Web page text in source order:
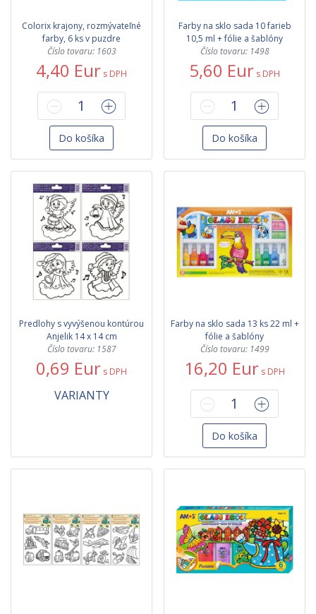
Colorix krajony, rozmývateľné
farby, 6 ks v puzdre
Číslo tovaru: 1603
4,40 Eur s DPH
Do košíka
Farby na sklo sada 10 farieb
10,5 ml + fólie a šablóny
Číslo tovaru: 1498
5,60 Eur s DPH
Do košíka
Predlohy s vyvýšenou kontúrou
Anjelik 14 x 14 cm
Číslo tovaru: 1587
0,69 Eur s DPH
VARIANTY
Farby na sklo sada 13 ks 22 ml +
fólie a šablóny
Číslo tovaru: 1499
16,20 Eur s DPH
Do košíka